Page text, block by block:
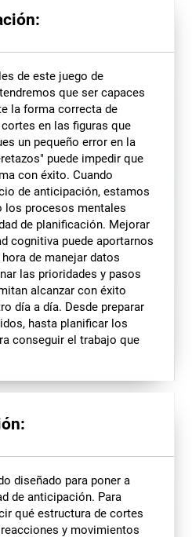
de este juego de
que ser capaces
la forma correcta de
en las figuras que
un pequeño error en la
puede impedir que
con éxito. Cuando
de anticipación, estamos
los procesos mentales
de planificación. Mejorar
cognitiva puede aportarnos
de manejar datos
las prioridades y pasos
alcanzar con éxito
día a día. Desde preparar
hasta planificar los
conseguir el trabajo que
diseñado para poner a
de anticipación. Para
qué estructura de cortes
y movimientos